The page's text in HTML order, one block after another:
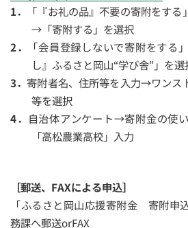
「『お礼の品』不要の寄附をす
→「寄附する」を選択
「会員登録しないで寄附をする
し』ふるさと岡山“学び舎”」を選
寄附者名、住所等を入力→ワンス
等を選択
自治体アンケート→寄附金の使
「高松農業高校」入力
［郵送、FAXによる申込］
「ふるさと岡山応援寄附金 寄附申
務課へ郵送orFAX